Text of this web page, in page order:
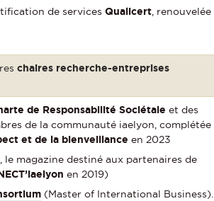
de servicesQualicert, renouvelée
chaires recherche-entreprises
de Responsabilité Sociétale et des
de la communauté iaelyon, complétée
et de la bienveillanceen 2023
, le magazine destiné aux partenaires de
en 2019)
(Master of International Business).